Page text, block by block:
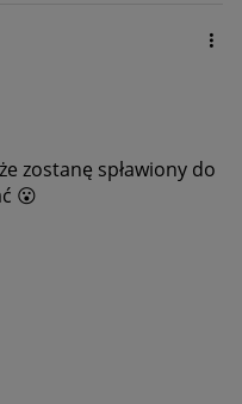
zostanę spławiony do
😮